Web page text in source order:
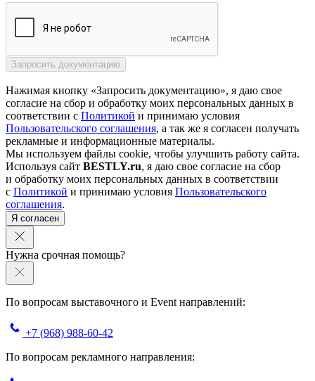
Нажимая кнопку «Запросить документацию», я даю свое
согласие на сбор и обработку моих персональных данных в
соответствии с Политикой и принимаю условия
Пользовательского соглашения, а так же я согласен получать
рекламные и информационные материалы.
Мы используем файлы cookie, чтобы улучшить работу сайта.
Используя сайт BESTLY.ru, я даю свое согласие на сбор
и обработку моих персональных данных в соответствии
с Политикой и принимаю условия Пользовательского
соглашения.
Я согласен
Нужна срочная помощь?
По вопросам выставочного и Event направлений:
+7 (968) 988-60-42
По вопросам рекламного направления: